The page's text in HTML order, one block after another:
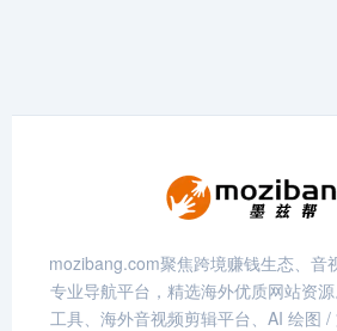
mozibang.com聚焦跨境赚钱生态、音
专业导航平台，精选海外优质网站资
工具、海外音视频剪辑平台、AI 绘图